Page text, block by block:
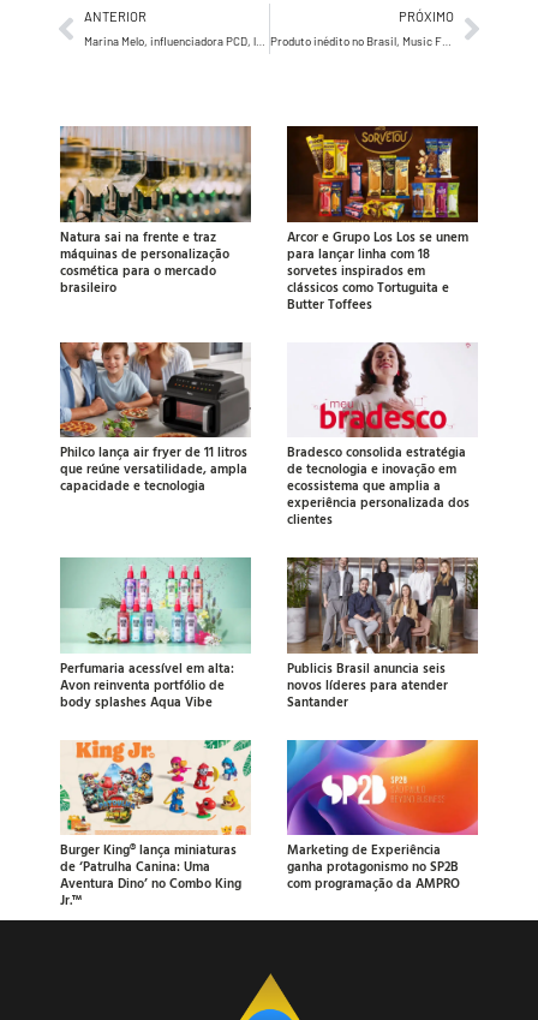
ANTERIOR
Marina Melo, influenciadora PCD, lança campanha sobre beleza acessível nas redes sociais
PRÓXIMO
Produto inédito no Brasil, Music Frame da Samsung chega para moldar sua música ao seu estilo
Natura sai na frente e traz
máquinas de personalização
cosmética para o mercado
brasileiro
Arcor e Grupo Los Los se unem
para lançar linha com 18
sorvetes inspirados em
clássicos como Tortuguita e
Butter Toffees
Philco lança air fryer de 11 litros
que reúne versatilidade, ampla
capacidade e tecnologia
Bradesco consolida estratégia
de tecnologia e inovação em
ecossistema que amplia a
experiência personalizada dos
clientes
Perfumaria acessível em alta:
Avon reinventa portfólio de
body splashes Aqua Vibe
Publicis Brasil anuncia seis
novos líderes para atender
Santander
Burger King® lança miniaturas
de ‘Patrulha Canina: Uma
Aventura Dino’ no Combo King
Jr.™
Marketing de Experiência
ganha protagonismo no SP2B
com programação da AMPRO